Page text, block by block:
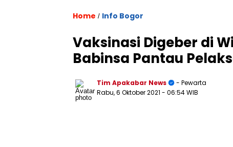
Home / Info Bogor
Vaksinasi Digeber di
Babinsa Pantau
Tim Apakabar News
- Pewarta
Rabu, 6 Oktober 2021 - 06:54 WIB